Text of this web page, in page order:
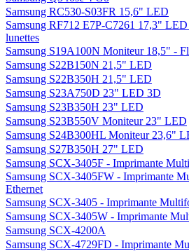
Samsung RC530-S03FR 15,6" LED
Samsung RF712 E7P-C7261 17,3"
lunettes
Samsung S19A100N Moniteur 18,5" -
Samsung S22B150N 21,5" LED
Samsung S22B350H 21,5" LED
Samsung S23A750D 23" LED 3D
Samsung S23B350H 23" LED
Samsung S23B550V Moniteur 23" LED
Samsung S24B300HL Moniteur 23,6"
Samsung S27B350H 27" LED
Samsung SCX-3405F - Imprimante
Samsung SCX-3405FW - Imprimante
Ethernet
Samsung SCX-3405 - Imprimante
Samsung SCX-3405W - Imprimante
Samsung SCX-4200A
Samsung SCX-4729FD - Imprimante